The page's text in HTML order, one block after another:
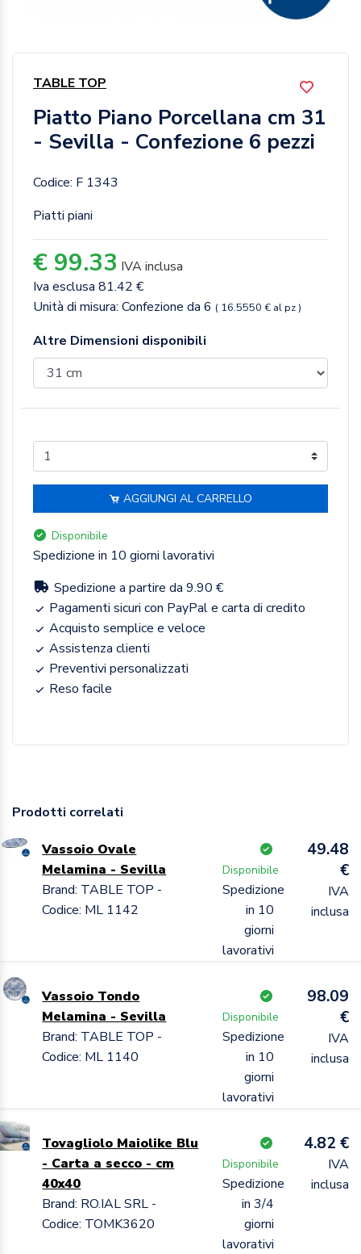
TABLE TOP
Piatto Piano Porcellana cm 31
- Sevilla - Confezione 6 pezzi
Codice: F 1343
Piatti piani
€ 99.33 IVA inclusa
Iva esclusa 81.42 €
Unità di misura: Confezione da 6 ( 16.5550 € al pz )
Altre Dimensioni disponibili
AGGIUNGI AL CARRELLO
Disponibile
Spedizione in 10 giorni lavorativi
Spedizione a partire da 9.90 €
Pagamenti sicuri con PayPal e carta di credito
Acquisto semplice e veloce
Assistenza clienti
Preventivi personalizzati
Reso facile
Prodotti correlati
Vassoio Ovale
Melamina - Sevilla
Brand: TABLE TOP -
Codice: ML 1142
Disponibile
Spedizione
in 10
giorni
lavorativi
49.48
€
IVA
inclusa
Vassoio Tondo
Melamina - Sevilla
Brand: TABLE TOP -
Codice: ML 1140
Disponibile
Spedizione
in 10
giorni
lavorativi
98.09
€
IVA
inclusa
Tovagliolo Maiolike Blu
- Carta a secco - cm
40x40
Brand: RO.IAL SRL -
Codice: TOMK3620
Disponibile
Spedizione
in 3/4
giorni
lavorativi
4.82 €
IVA
inclusa